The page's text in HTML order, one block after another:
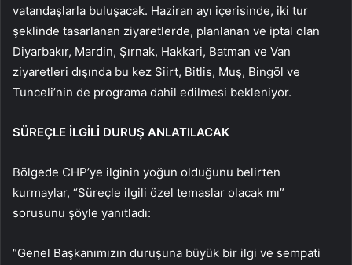
vatandaşlarla buluşacak. Haziran ayı içerisinde, iki tur
şeklinde tasarlanan ziyaretlerde, planlanan ve iptal olan
Diyarbakır, Mardin, Şırnak, Hakkari, Batman ve Van
ziyaretleri dışında bu kez Siirt, Bitlis, Muş, Bingöl ve
Tunceli’nin de programa dahil edilmesi bekleniyor.
SÜREÇLE İLGİLİ DURUŞ ANLATILACAK
Bölgede CHP’ye ilginin yoğun olduğunu belirten
kurmaylar, “Süreçle ilgili özel temaslar olacak mı”
sorusunu şöyle yanıtladı:
“Genel Başkanımızın duruşuna büyük bir ilgi ve sempati